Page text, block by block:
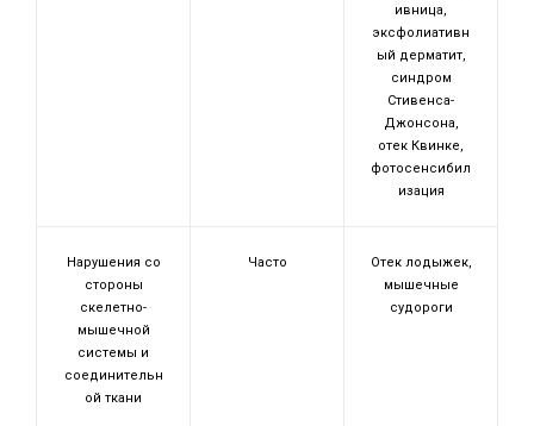
ивница,
эксфолиативн
ый дерматит,
синдром
Стивенса-
Джонсона,
отек Квинке,
фотосенсибил
изация
Нарушения со
стороны
скелетно-
мышечной
системы и
соединительн
ой ткани
Часто
Отек лодыжек,
мышечные
судороги